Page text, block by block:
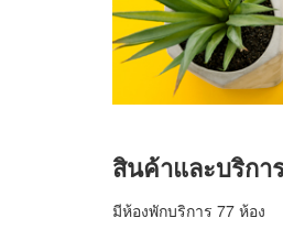
สินค้าและบริกา
มีห้องพักบริการ 77 ห้อง